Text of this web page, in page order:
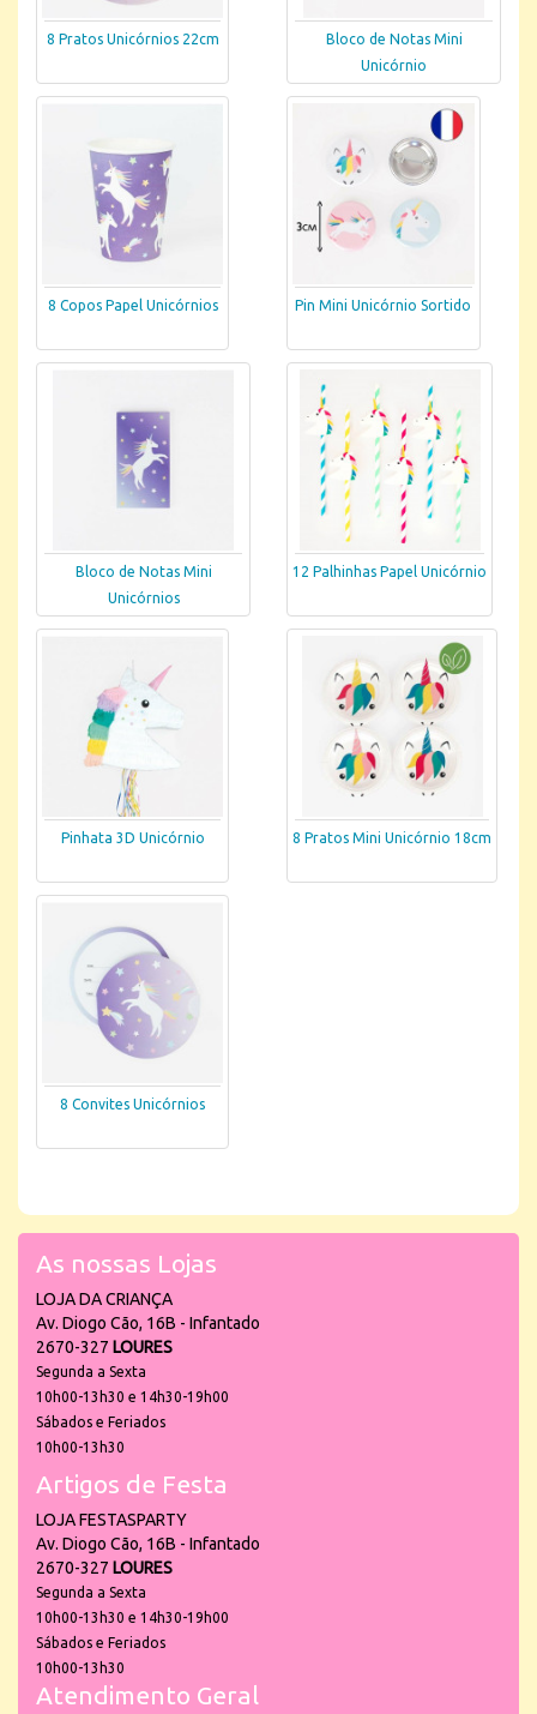
8 Pratos Unicórnios 22cm
Bloco de Notas Mini
Unicórnio
8 Copos Papel Unicórnios Pin Mini Unicórnio Sortido
Bloco de Notas Mini
Unicórnios
12 Palhinhas Papel Unicórnio
Pinhata 3D Unicórnio 8 Pratos Mini Unicórnio 18cm
8 Convites Unicórnios
As nossas Lojas
LOJA DA CRIANÇA
Av. Diogo Cão, 16B - Infantado
2670-327 LOURES
Segunda a Sexta
10h00-13h30 e 14h30-19h00
Sábados e Feriados
10h00-13h30
Artigos de Festa
LOJA FESTASPARTY
Av. Diogo Cão, 16B - Infantado
2670-327 LOURES
Segunda a Sexta
10h00-13h30 e 14h30-19h00
Sábados e Feriados
10h00-13h30
Atendimento Geral